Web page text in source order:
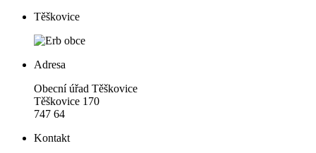
Těškovice
Adresa
Obecní úřad Těškovice
Těškovice 170
747 64
Kontakt